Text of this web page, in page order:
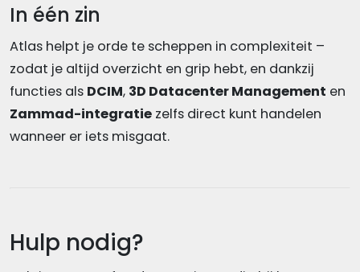
In één zin
Atlas helpt je orde te scheppen in complexiteit –
zodat je altijd overzicht en grip hebt, en dankzij
functies als DCIM, 3D Datacenter Management en
Zammad-integratie zelfs direct kunt handelen
wanneer er iets misgaat.
Hulp nodig?